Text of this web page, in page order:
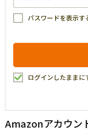
パスワードを表示す
ログインしたままに
Amazonアカウン